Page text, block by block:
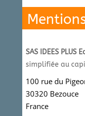
SAS IDEES PLUS
simplifiée au
100 rue du
30320 Bezouce
France